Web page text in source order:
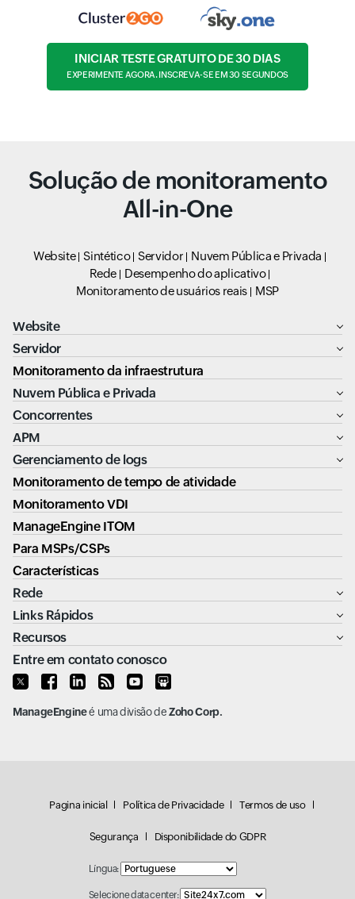
INICIAR TESTE GRATUITO DE 30 DIAS
EXPERIMENTE AGORA. INSCREVA-SE EM 30 SEGUNDOS
Solução de monitoramento
All-in-One
Website Sintético Servidor
Nuvem Pública e Privada
Rede
Desempenho do aplicativo
Monitoramento de usuários reais
MSP
Website
Servidor
Monitoramento da infraestrutura
Nuvem Pública e Privada
Concorrentes
APM
Gerenciamento de logs
Monitoramento de tempo de atividade
Monitoramento VDI
ManageEngine ITOM
Para MSPs/CSPs
Características
Rede
Links Rápidos
Recursos
Entre em contato conosco
ManageEngineé uma divisão deZoho Corp.
Pagina inicial Política de Privacidade Termos de uso
Segurança Disponibilidade do GDPR
Língua:
Selecione data center: